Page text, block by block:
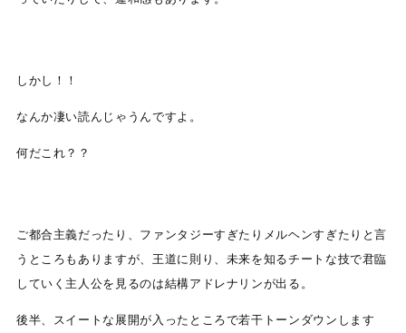
しかし！！
なんか凄い読んじゃうんですよ。
何だこれ？？
ご都合主義だったり、ファンタジーすぎたりメルヘンすぎたりと言
うところもありますが、王道に則り、未来を知るチートな技で君臨
していく主人公を見るのは結構アドレナリンが出る。
後半、スイートな展開が入ったところで若干トーンダウンします